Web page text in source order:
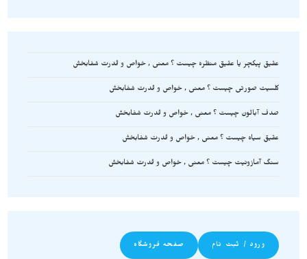
عقیق پیکچر یا عقیق منظره چیست ؟ معنی , خواص و قدرت شفابخش
کلسیت صورتی چیست ؟ معنی , خواص و قدرت شفابخش
صدف آبالون چیست ؟ معنی , خواص و قدرت شفابخش
عقیق سیاه چیست ؟ معنی , خواص و قدرت شفابخش
سنگ آمازونیت چیست ؟ معنی , خواص و قدرت شفابخش
ورود / ثبت نام صفحه فروشگاه